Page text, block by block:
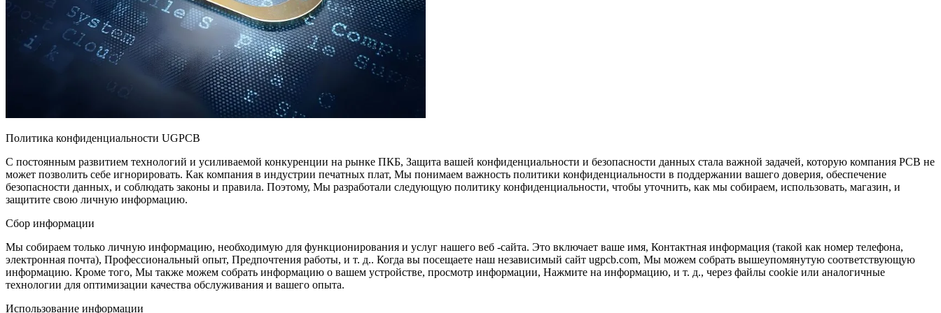
Политика конфиденциальности UGPCB
С постоянным развитием технологий и усиливаемой конкуренции на рынке ПКБ, Защита вашей конфиденциальности и безопасности данных стала важной задачей, которую компания PCB не
может позволить себе игнорировать. Как компания в индустрии печатных плат, Мы понимаем важность политики конфиденциальности в поддержании вашего доверия, обеспечение
безопасности данных, и соблюдать законы и правила. Поэтому, Мы разработали следующую политику конфиденциальности, чтобы уточнить, как мы собираем, использовать, магазин, и
защитите свою личную информацию.
Сбор информации
Мы собираем только личную информацию, необходимую для функционирования и услуг нашего веб -сайта. Это включает ваше имя, Контактная информация (такой как номер телефона,
электронная почта), Профессиональный опыт, Предпочтения работы, и т. д.. Когда вы посещаете наш независимый сайт ugpcb.com, Мы можем собрать вышеупомянутую соответствующую
информацию. Кроме того, Мы также можем собрать информацию о вашем устройстве, просмотр информации, Нажмите на информацию, и т. д., через файлы cookie или аналогичные
технологии для оптимизации качества обслуживания и вашего опыта.
Использование информации